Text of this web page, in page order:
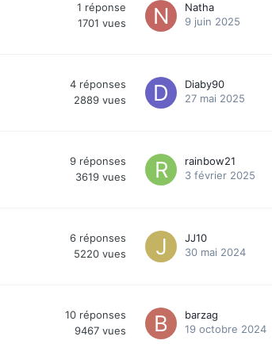
1 réponse
1701 vues
Natha
9 juin 2025
4 réponses
2889 vues
Diaby90
27 mai 2025
9 réponses
3619 vues
rainbow21
3 février 2025
6 réponses
5220 vues
JJ10
30 mai 2024
10 réponses
9467 vues
barzag
19 octobre 2024